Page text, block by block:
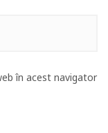
în acest navigator